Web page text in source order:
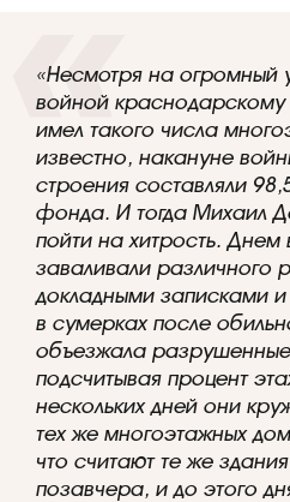
«Несмотря на огромный
войной
имел такого числа
известно, накануне
строения составляли
фонда. И тогда Михаил
пойти на хитрость.
заваливали различного
докладными записками
в сумерках после
объезжала
подсчитывая процент
нескольких дней они
тех же многоэтажных
что считают те же
позавчера, и до этого